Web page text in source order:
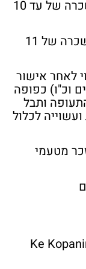
– תקופת השכרה של עד 10
– תקופת השכרה של 11
לאחר אישור
וכ"ו) כפופה
ותבל
לכלול
מטעמי
Ke